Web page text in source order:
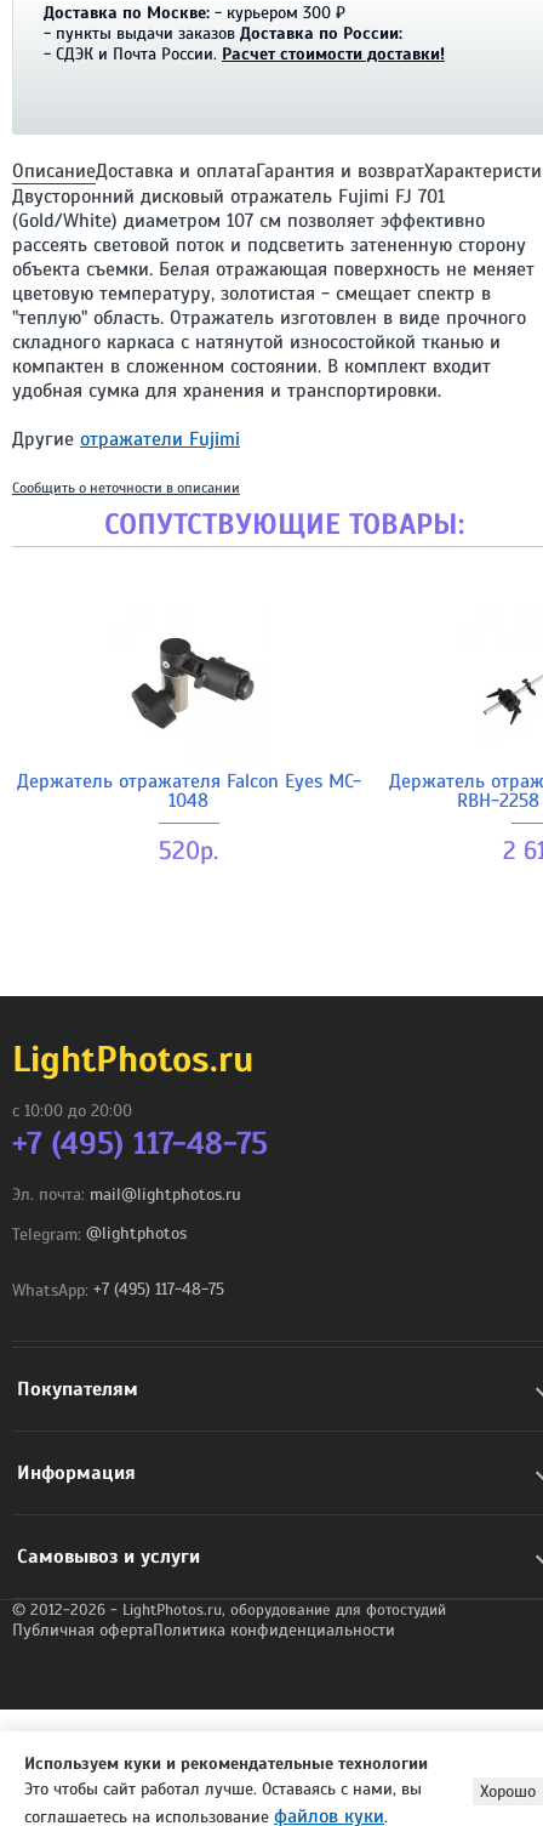
Доставка по Москве: - курьером 300 ₽
- пункты выдачи заказов Доставка по России:
- СДЭК и Почта России. Расчет стоимости доставки!
ОписаниеДоставка и оплатаГарантия и возврат
Двусторонний дисковый отражатель Fujimi FJ 701
(Gold/White) диаметром 107 см позволяет эффективно
рассеять световой поток и подсветить затененную сторону
объекта съемки. Белая отражающая поверхность не меняет
цветовую температуру, золотистая - смещает спектр в
"теплую" область. Отражатель изготовлен в виде прочного
складного каркаса с натянутой износостойкой тканью и
компактен в сложенном состоянии. В комплект входит
удобная сумка для хранения и транспортировки.
Другие отражатели Fujimi
Сообщить о неточности в описании
СОПУТСТВУЮЩИЕ ТОВАРЫ:
Держатель отражателя Falcon Eyes MC-
1048
520р.
Держатель
RBH-
2
LightPhotos.ru
с 10:00 до 20:00
+7 (495) 117-48-75
Эл. почта: mail@lightphotos.ru
Telegram: @lightphotos
WhatsApp: +7 (495) 117-48-75
Покупателям
Информация
Самовывоз и услуги
© 2012-2026 - LightPhotos.ru, оборудование для фотостудий
Публичная офертаПолитика конфиденциальности
Используем куки и рекомендательные технологии
Это чтобы сайт работал лучше. Оставаясь с нами, вы
соглашаетесь на использование файлов куки.
Хорошо